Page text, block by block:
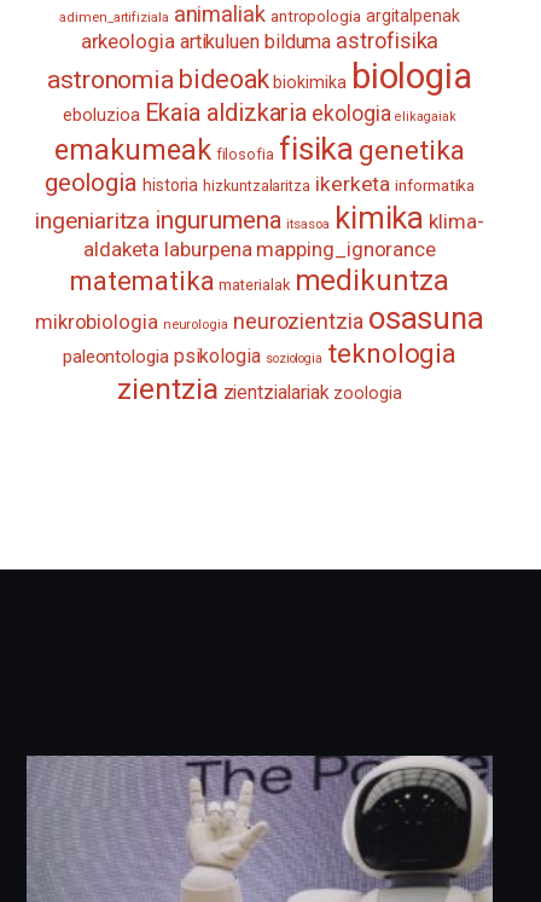
adimen_artifiziala animaliak antropologia argitalpenak
arkeologia artikuluen bilduma astrofisika
astronomia bideoak biokimika biologia
eboluzioa Ekaia aldizkaria ekologia elikagaiak
emakumeak filosofia fisika genetika
geologia historia hizkuntzalaritza ikerketa informatika
ingeniaritza ingurumena itsasoa kimika klima-
aldaketa laburpena mapping_ignorance
matematika materialak medikuntza
mikrobiologia neurologia neurozientzia osasuna
paleontologia psikologia soziologia teknologia
zientzia zientzialariak zoologia